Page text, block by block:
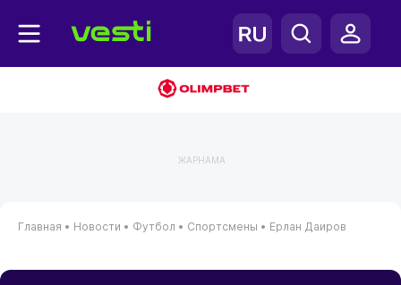
ЖАРНАМА
Главная • Новости • Футбол • Спортсмены • Ерлан Даиров